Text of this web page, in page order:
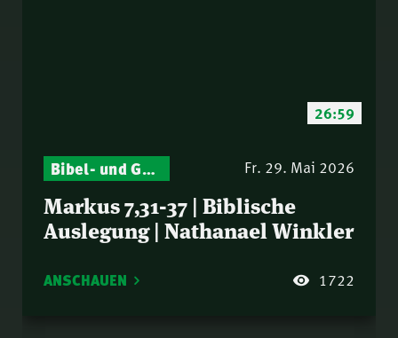
26:59
Bibel- und Gebetsstunde – Jeden Donnerstag neu: Vers-für-Vers-Auslegungen Fr. 29. Mai 2026
Markus 7,31-37 | Biblische
Auslegung | Nathanael Winkler
ANSCHAUEN 1722